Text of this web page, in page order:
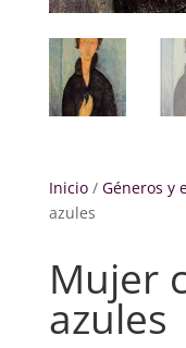
Inicio/ Géneros y
azules
Mujer
azules